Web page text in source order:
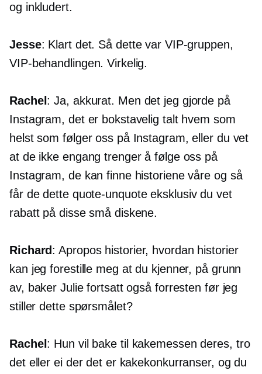
og inkludert.
Jesse: Klart det. Så dette var VIP-gruppen,
VIP-behandlingen. Virkelig.
Rachel : Ja, akkurat. Men det jeg gjorde på
Instagram, det er bokstavelig talt hvem som
helst som følger oss på Instagram, eller du vet
at de ikke engang trenger å følge oss på
Instagram, de kan finne historiene våre og så
får de dette quote-unquoteeksklusiv du vet
rabatt på disse små diskene.
Richard: Apropos historier, hvordan historier
kan jeg forestille meg at du kjenner, på grunn
av, baker Julie fortsatt også forresten før jeg
stiller dette spørsmålet?
Rachel : Hun vil bake til kakemessen deres, tro
det eller ei der det er kakekonkurranser, og du